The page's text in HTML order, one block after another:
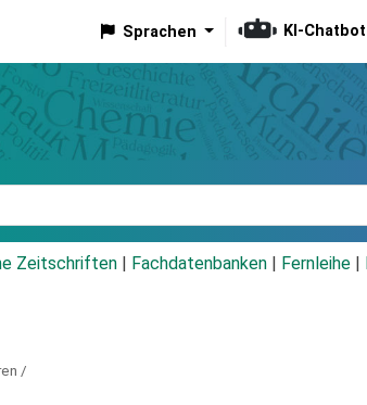
Sprachen KI-Chatbot
Zeitschriften Fachdatenbanken Fernleihe
/